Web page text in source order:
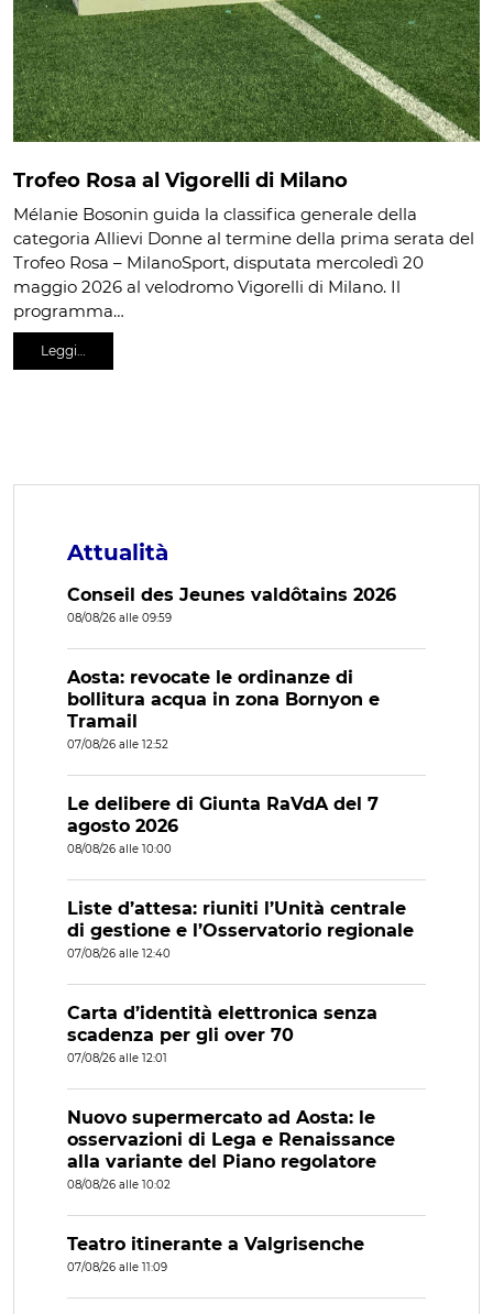
Trofeo Rosa al Vigorelli di Milano
Mélanie Bosonin guida la classifica generale della
categoria Allievi Donne al termine della prima serata del
Trofeo Rosa – MilanoSport, disputata mercoledì 20
maggio 2026 al velodromo Vigorelli di Milano. Il
programma…
Leggi…
Attualità
Conseil des Jeunes valdôtains 2026
08/08/26 alle 09:59
Aosta: revocate le ordinanze di
bollitura acqua in zona Bornyon e
Tramail
07/08/26 alle 12:52
Le delibere di Giunta RaVdA del 7
agosto 2026
08/08/26 alle 10:00
Liste d’attesa: riuniti l’Unità centrale
di gestione e l’Osservatorio regionale
07/08/26 alle 12:40
Carta d’identità elettronica senza
scadenza per gli over 70
07/08/26 alle 12:01
Nuovo supermercato ad Aosta: le
osservazioni di Lega e Renaissance
alla variante del Piano regolatore
08/08/26 alle 10:02
Teatro itinerante a Valgrisenche
07/08/26 alle 11:09